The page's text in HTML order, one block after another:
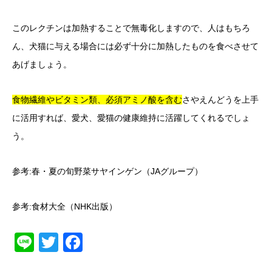
このレクチンは加熱することで無毒化しますので、人はもちろ
ん、犬猫に与える場合には必ず十分に加熱したものを食べさせて
あげましょう。
食物繊維やビタミン類、必須アミノ酸を含むさやえんどうを上手
に活用すれば、愛犬、愛猫の健康維持に活躍してくれるでしょ
う。
参考:春・夏の旬野菜サヤインゲン（JAグループ）
参考:食材大全（NHK出版）
LineTwitter